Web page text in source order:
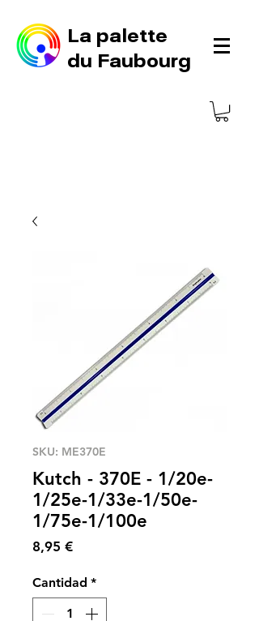
La palette
du Faubourg
SKU: ME370E
Kutch - 370E - 1/20e-
1/25e-1/33e-1/50e-
1/75e-1/100e
8,95 €Precio
Cantidad *